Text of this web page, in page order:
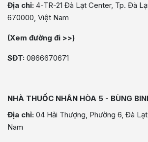
Địa chỉ: 4-TR-21 Đà Lạt Center, Tp. Đà
670000, Việt Nam
(Xem đường đi >>)
SĐT: 0866670671
NHÀ THUỐC NHÂN HÒA 5 - BÙNG
Địa chỉ: 04 Hải Thượng, Phường 6, Đà
Nam